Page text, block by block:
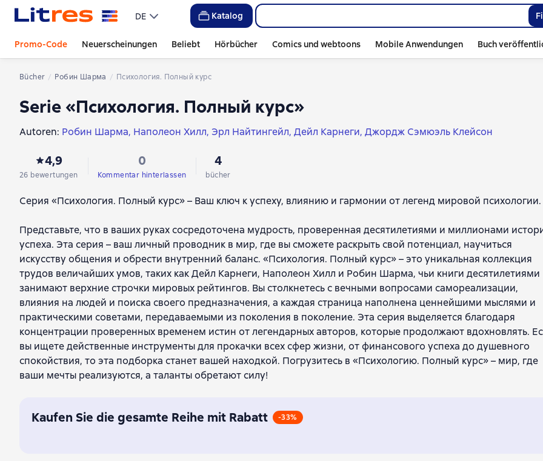
DE Katalog
Promo-Code Neuerscheinungen Beliebt Hörbücher Comics und webtoons Mobile Anwendungen Buch
Bücher Робин Шарма Психология. Полный курс
Serie «Психология. Полный курс»
Autoren: Робин Шарма Наполеон Хилл Эрл Найтингейл Дейл Карнеги Джордж Сэмюэль Клейсон
4,9
26 bewertungen
0
Kommentar hinterlassen
4
bücher
Серия «Психология. Полный курс» – Ваш ключ к успеху, влиянию и гармонии от легенд мировой психологии.
Представьте, что в ваших руках сосредоточена мудрость, проверенная десятилетиями и миллионами
успеха. Эта серия – ваш личный проводник в мир, где вы сможете раскрыть свой потенциал, научиться
искусству общения и обрести внутренний баланс. «Психология. Полный курс» – это уникальная коллекция
трудов величайших умов, таких как Дейл Карнеги, Наполеон Хилл и Робин Шарма, чьи книги десятилетиями
занимают верхние строчки мировых рейтингов. Вы столкнетесь с вечными вопросами самореализации,
влияния на людей и поиска своего предназначения, а каждая страница наполнена ценнейшими мыслями и
практическими советами, передаваемыми из поколения в поколение. Эта серия выделяется благодаря
концентрации проверенных временем истин от легендарных авторов, которые продолжают вдохновлять.
вы ищете действенные инструменты для прокачки всех сфер жизни, от финансового успеха до душевного
спокойствия, то эта подборка станет вашей находкой. Погрузитесь в «Психологию. Полный курс» – мир, где
ваши мечты реализуются, а таланты обретают силу!
Kaufen Sie die gesamte Reihe mit Rabatt -33%